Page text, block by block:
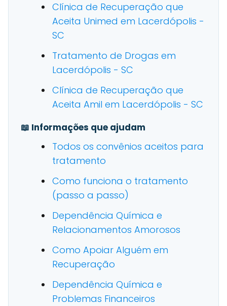
Clínica de Recuperação que
Aceita Unimed em Lacerdópolis -
SC
Tratamento de Drogas em
Lacerdópolis - SC
Clínica de Recuperação que
Aceita Amil em Lacerdópolis - SC
📖 Informações que ajudam
Todos os convênios aceitos para
tratamento
Como funciona o tratamento
(passo a passo)
Dependência Química e
Relacionamentos Amorosos
Como Apoiar Alguém em
Recuperação
Dependência Química e
Problemas Financeiros